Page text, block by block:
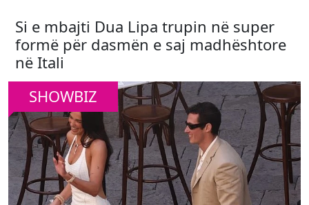
Si e mbajti Dua Lipa trupin në super
formë për dasmën e saj madhështore
në Itali
SHOWBIZ